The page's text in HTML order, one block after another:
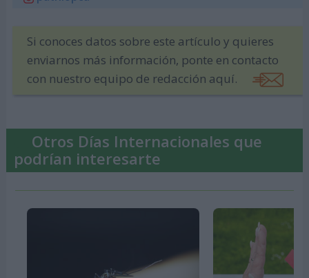
Si conoces datos sobre este artículo y quieres
enviarnos más información, ponte en contacto
con nuestro equipo de redacción aquí.
Otros Días Internacionales que
podrían interesarte